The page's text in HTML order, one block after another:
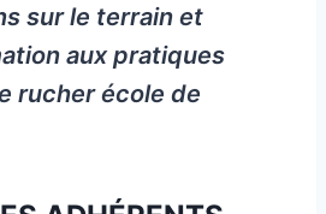
sur le terrain et
aux pratiques
rucher école de